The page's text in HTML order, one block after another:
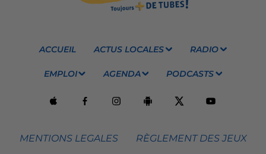
ACCUEIL ACTUS LOCALES RADIO
EMPLOI AGENDA PODCASTS
MENTIONS LEGALES RÈGLEMENT DES JEUX